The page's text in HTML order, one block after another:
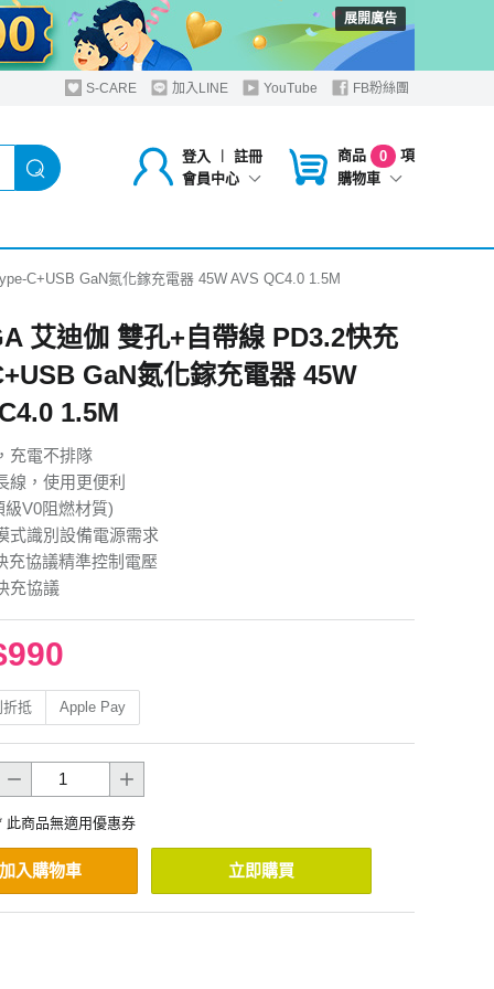
展開廣告
S-CARE 加入LINE YouTube FB粉絲團
登入 ︱
註冊
會員中心
商品 0
項
購物車
C+USB GaN氮化鎵充電器 45W AVS QC4.0 1.5M
艾迪伽 雙孔+自帶線 PD3.2快充
GaN氮化鎵充電器 45W
1.5M
充電不排隊
線，使用更便利
級V0阻燃材質)
式識別設備電源需求
充協議精準控制電壓
充協議
抵 Apple Pay
此商品無適用優惠券
加入購物車 立即購買